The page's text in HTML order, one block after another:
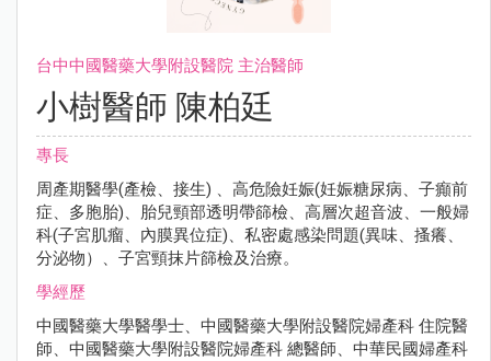
台中中國醫藥大學附設醫院 主治醫師
小樹醫師 陳柏廷
專長
周產期醫學(產檢、接生) 、高危險妊娠(妊娠糖尿病、子癲前
症、多胞胎)、胎兒頸部透明帶篩檢、高層次超音波、一般婦
科(子宮肌瘤、內膜異位症)、私密處感染問題(異味、搔癢、
分泌物）、子宮頸抹片篩檢及治療。
學經歷
中國醫藥大學醫學士、中國醫藥大學附設醫院婦產科 住院醫
師、中國醫藥大學附設醫院婦產科 總醫師、中華民國婦產科